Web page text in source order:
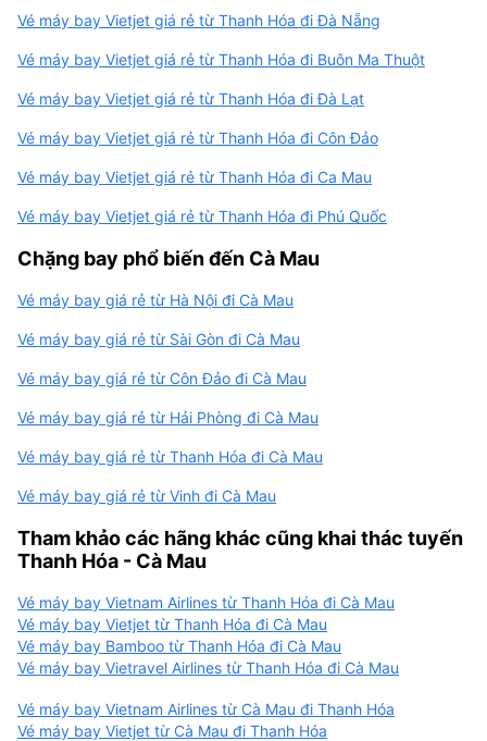
Vé máy bay Vietjet giá rẻ từ Thanh Hóa đi Đà Nẵng
Vé máy bay Vietjet giá rẻ từ Thanh Hóa đi Buôn Ma Thuột
Vé máy bay Vietjet giá rẻ từ Thanh Hóa đi Đà Lạt
Vé máy bay Vietjet giá rẻ từ Thanh Hóa đi Côn Đảo
Vé máy bay Vietjet giá rẻ từ Thanh Hóa đi Ca Mau
Vé máy bay Vietjet giá rẻ từ Thanh Hóa đi Phú Quốc
Chặng bay phổ biến đến Cà Mau
Vé máy bay giá rẻ từ Hà Nội đi Cà Mau
Vé máy bay giá rẻ từ Sài Gòn đi Cà Mau
Vé máy bay giá rẻ từ Côn Đảo đi Cà Mau
Vé máy bay giá rẻ từ Hải Phòng đi Cà Mau
Vé máy bay giá rẻ từ Thanh Hóa đi Cà Mau
Vé máy bay giá rẻ từ Vinh đi Cà Mau
Tham khảo các hãng khác cũng khai thác tuyến
Thanh Hóa - Cà Mau
Vé máy bay Vietnam Airlines từ Thanh Hóa đi Cà Mau
Vé máy bay Vietjet từ Thanh Hóa đi Cà Mau
Vé máy bay Bamboo từ Thanh Hóa đi Cà Mau
Vé máy bay Vietravel Airlines từ Thanh Hóa đi Cà Mau
Vé máy bay Vietnam Airlines từ Cà Mau đi Thanh Hóa
Vé máy bay Vietjet từ Cà Mau đi Thanh Hóa